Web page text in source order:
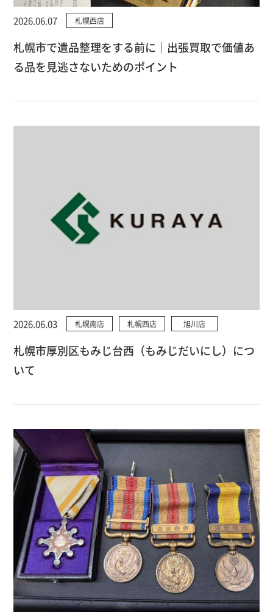
2026.06.07 札幌西店
札幌市で遺品整理をする前に｜出張買取で価値あ
る品を見逃さないためのポイント
2026.06.03 札幌南店 札幌西店 旭川店
札幌市厚別区もみじ台西（もみじだいにし）につ
いて